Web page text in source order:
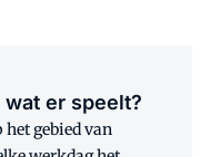
er speelt?
gebied van